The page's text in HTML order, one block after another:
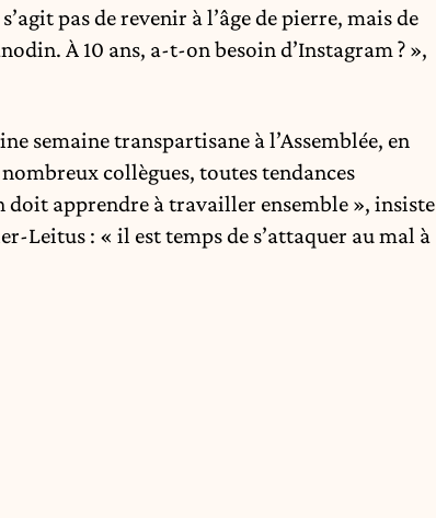
pas de revenir à l’âge de pierre, mais de
À 10 ans, a-t-on besoin d’Instagram ? »,
semaine transpartisane à l’Assemblée, en
collègues, toutes tendances
doit apprendre à travailler ensemble », insiste
Leitus : « il est temps de s’attaquer au mal à